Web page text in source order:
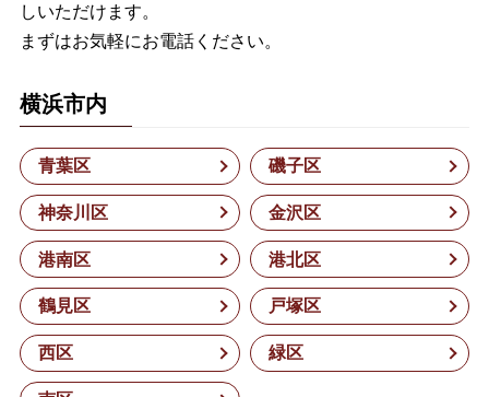
しいただけます。
まずはお気軽にお電話ください。
横浜市内
青葉区 磯子区
神奈川区 金沢区
港南区 港北区
鶴見区 戸塚区
西区 緑区